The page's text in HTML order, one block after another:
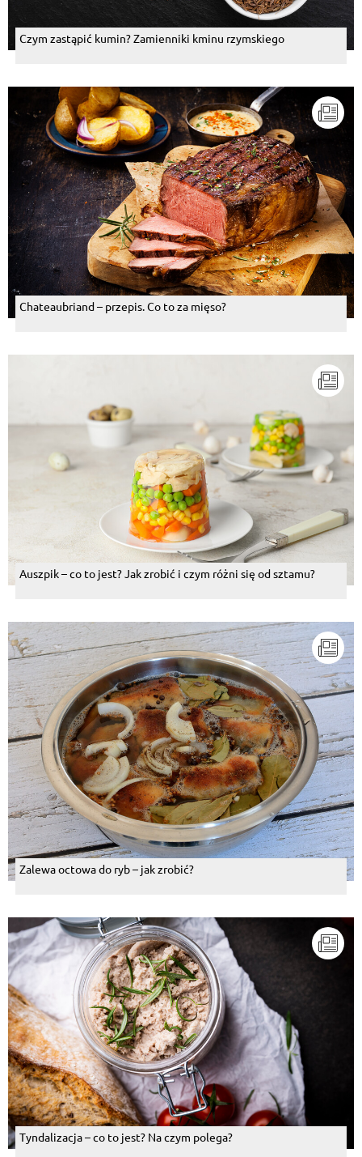
Czym zastąpić kumin? Zamienniki kminu rzymskiego
Chateaubriand – przepis. Co to za mięso?
Auszpik – co to jest? Jak zrobić i czym różni się od sztamu?
Zalewa octowa do ryb – jak zrobić?
Tyndalizacja – co to jest? Na czym polega?